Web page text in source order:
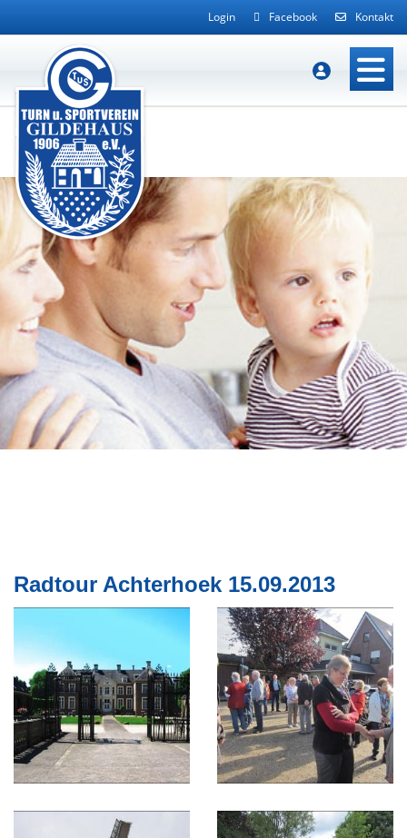
Login Facebook Kontakt
Radtour Achterhoek 15.09.2013